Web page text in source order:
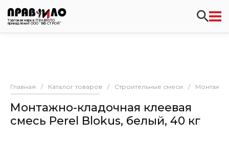
Торговая марка ПРАВИЛО
принадлежит ООО “ВФ СТРОЙ”
Главная / Каталог товаров / Строительные смеси /
Монтажно-кладочная клеевая
смесь Perel Blokus, белый, 40 кг